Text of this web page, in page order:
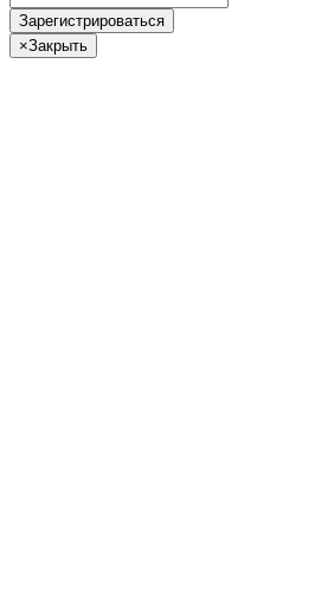
Зарегистрироваться
×Закрыть